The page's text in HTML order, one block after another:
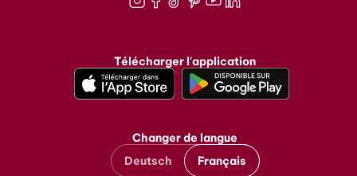
Télécharger l'application
Changer de langue
Deutsch
Français